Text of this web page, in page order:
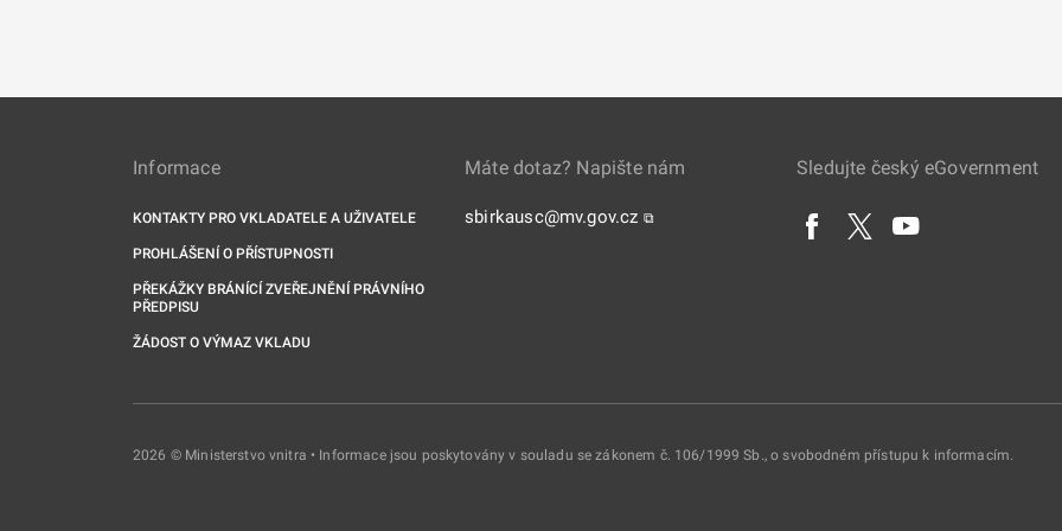
Informace
KONTAKTY PRO VKLADATELE A UŽIVATELE
PROHLÁŠENÍ O PŘÍSTUPNOSTI
PŘEKÁŽKY BRÁNÍCÍ ZVEŘEJNĚNÍ PRÁVNÍHO
PŘEDPISU
ŽÁDOST O VÝMAZ VKLADU
Máte dotaz? Napište nám
sbirkausc@mv.gov.cz ⧉
Sledujte český eGovernment
2026 © Ministerstvo vnitra • Informace jsou poskytovány v souladu se zákonem č. 106/1999 Sb., o svobodném přístupu k informacím.